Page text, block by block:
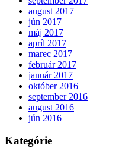
august 2017
jún 2017
máj 2017
apríl 2017
marec 2017
február 2017
január 2017
október 2016
september 2016
august 2016
jún 2016
Kategórie